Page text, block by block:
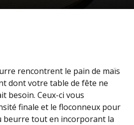
rencontrent le pain de maïs
dont votre table de fête ne
besoin. Ceux-ci vous
finale et le floconneux pour
beurre tout en incorporant la